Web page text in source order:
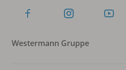
Westermann Gruppe